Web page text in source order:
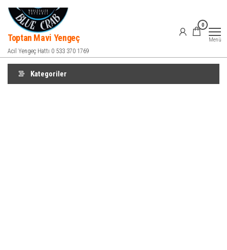
İçeriğe
atla
Toptan Mavi Yengeç
Acil Yengeç Hattı 0 533 370 1769
0
Menü
Kategoriler